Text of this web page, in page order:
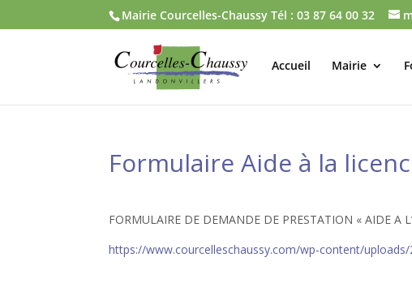
Mairie Courcelles-Chaussy Tél : 03 87 64 00 32
Accueil Mairie
Formulaire Aide à la
FORMULAIRE DE DEMANDE DE PRESTATION « AIDE A
https://www.courcelleschaussy.com/wp-content/